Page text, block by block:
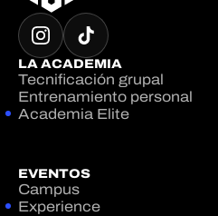
LA ACADEMIA
Tecnificación grupal
Entrenamiento personal
Academia Elite
EVENTOS
Campus
Experience